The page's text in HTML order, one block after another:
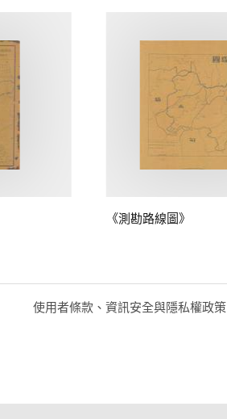
《測勘路線圖》
使用者條款、資訊安全與隱私權政策